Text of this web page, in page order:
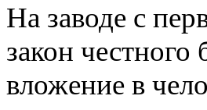
На заводе с
закон
вложение в